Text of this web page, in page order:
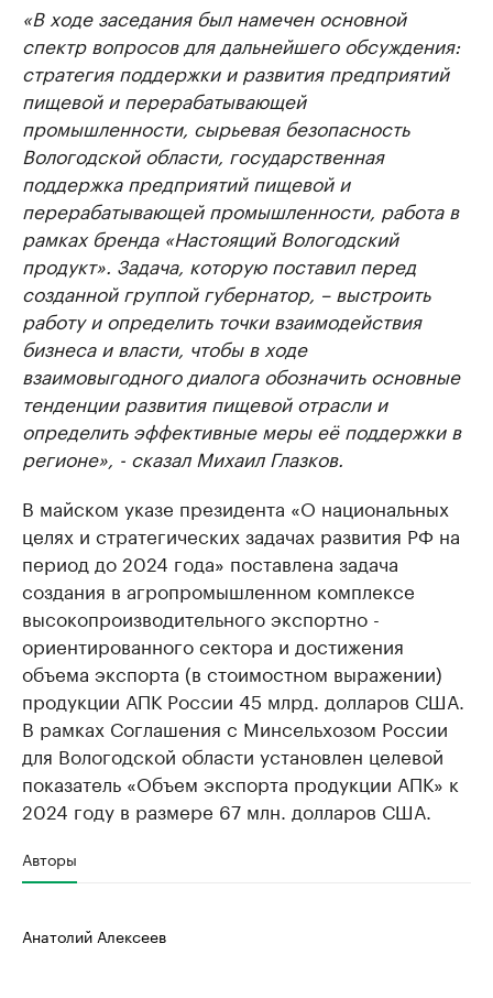
«В ходе заседания был намечен основной
спектр вопросов для дальнейшего обсуждения:
стратегия поддержки и развития предприятий
пищевой и перерабатывающей
промышленности, сырьевая безопасность
Вологодской области, государственная
поддержка предприятий пищевой и
перерабатывающей промышленности, работа в
рамках бренда «Настоящий Вологодский
продукт». Задача, которую поставил перед
созданной группой губернатор, – выстроить
работу и определить точки взаимодействия
бизнеса и власти, чтобы в ходе
взаимовыгодного диалога обозначить основные
тенденции развития пищевой отрасли и
определить эффективные меры её поддержки в
регионе», - сказал Михаил Глазков.
В майском указе президента «О национальных
целях и стратегических задачах развития РФ на
период до 2024 года» поставлена задача
создания в агропромышленном комплексе
высокопроизводительного экспортно -
ориентированного сектора и достижения
объема экспорта (в стоимостном выражении)
продукции АПК России 45 млрд. долларов США.
В рамках Соглашения с Минсельхозом России
для Вологодской области установлен целевой
показатель «Объем экспорта продукции АПК» к
2024 году в размере 67 млн. долларов США.
Авторы
Анатолий Алексеев